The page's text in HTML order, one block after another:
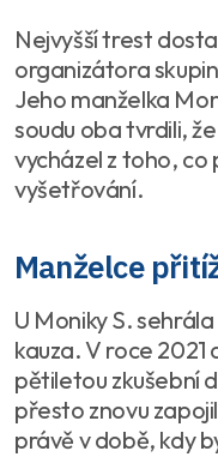
Nejvyšší trest
organizátora
Jeho manželka
soudu oba tvrdili,
vycházel z toho, co
vyšetřování.
Manželce
U Moniky S.
kauza. V roce
pětiletou zkušební
přesto znovu
právě v době, kdy